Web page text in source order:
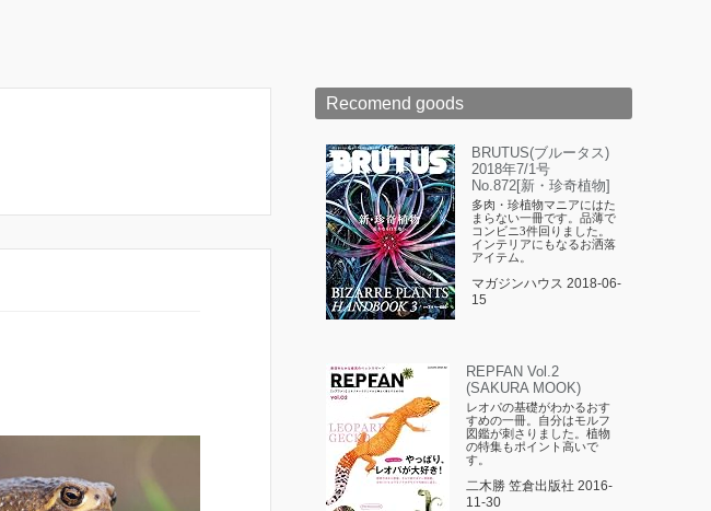
Recomend goods
BRUTUS(ブルータス)
2018年7/1号
No.872[新・珍奇植物]
多肉・珍植物マニアにはた
まらない一冊です。品薄で
コンビニ3件回りました。
インテリアにもなるお洒落
アイテム。
マガジンハウス 2018-06-
15
REPFAN Vol.2
(SAKURA MOOK)
レオパの基礎がわかるおす
すめの一冊。自分はモルフ
図鑑が刺さりました。植物
の特集もポイント高いで
す。
二木勝 笠倉出版社 2016-
11-30